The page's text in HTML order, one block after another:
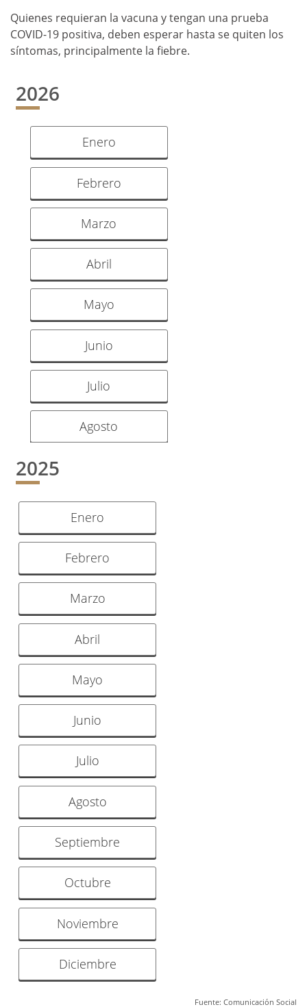
Quienes requieran la vacuna y tengan una prueba
COVID-19 positiva, deben esperar hasta se quiten los
síntomas, principalmente la fiebre.
2026
Enero
Febrero
Marzo
Abril
Mayo
Junio
Julio
Agosto
2025
Enero
Febrero
Marzo
Abril
Mayo
Junio
Julio
Agosto
Septiembre
Octubre
Noviembre
Diciembre
Fuente: Comunicación Social